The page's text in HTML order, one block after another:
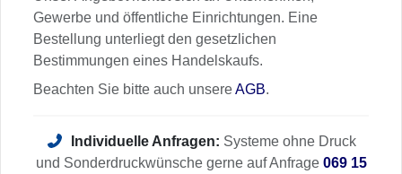
Gewerbe und öffentliche Einrichtungen. Eine
Bestellung unterliegt den gesetzlichen
Bestimmungen eines Handelskaufs.
Beachten Sie bitte auch unsereAGB.
Individuelle Anfragen: Systeme ohne Druck
und Sonderdruckwünsche gerne auf Anfrage 069 15